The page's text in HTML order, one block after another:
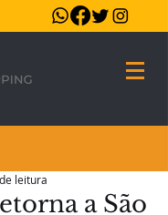
a São
leitura